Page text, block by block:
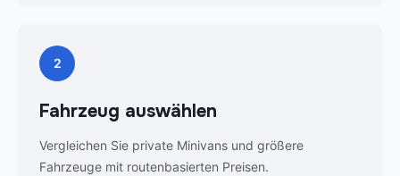
2
Fahrzeug auswählen
Vergleichen Sie private Minivans und größere
Fahrzeuge mit routenbasierten Preisen.